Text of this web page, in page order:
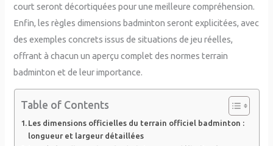
court seront décortiquées pour une meilleure compréhension.
Enfin, les règles dimensions badminton seront explicitées, avec
des exemples concrets issus de situations de jeu réelles,
offrant à chacun un aperçu complet des normes terrain
badminton et de leur importance.
Table of Contents
Les dimensions officielles du terrain officiel badminton :
longueur et largeur détaillées